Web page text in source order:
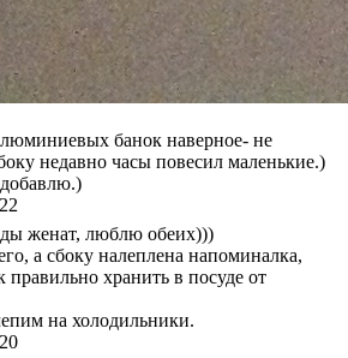
банок наверное- не
недавно часы повесил маленькие.)
женат, люблю обеих)))
а сбоку налеплена напоминалка,
правильно хранить в посуде от
на холодильники.